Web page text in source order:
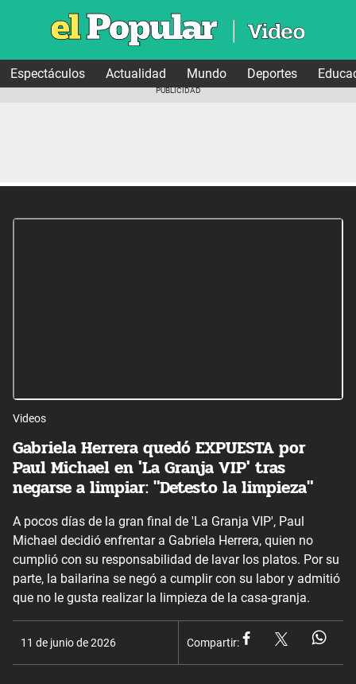
Espectáculos Actualidad Mundo Deportes
Videos
Gabriela Herrera quedó EXPUESTA por
Paul Michael en 'La Granja VIP' tras
negarse a limpiar: "Detesto la limpieza"
A pocos días de la gran final de 'La Granja VIP', Paul
Michael decidió enfrentar a Gabriela Herrera, quien no
cumplió con su responsabilidad de lavar los platos. Por su
parte, la bailarina se negó a cumplir con su labor y admitió
que no le gusta realizar la limpieza de la casa-granja.
11 de junio de 2026 Compartir: